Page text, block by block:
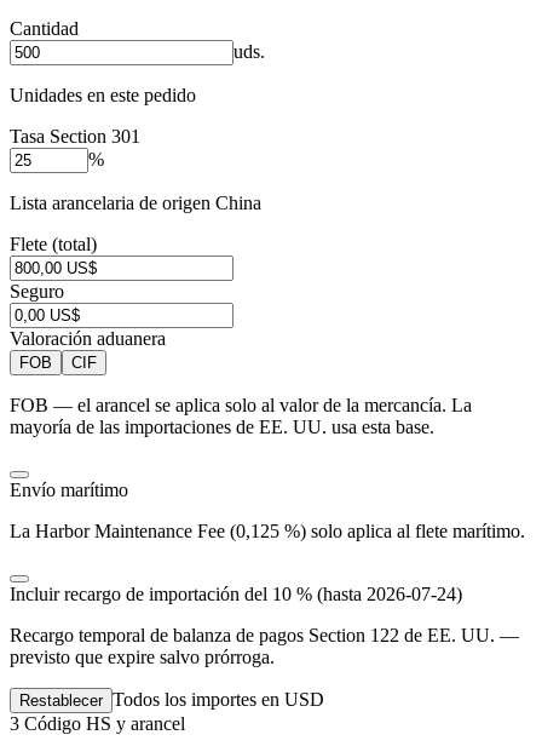
Cantidad
uds.
Unidades en este pedido
Tasa Section 301
%
Lista arancelaria de origen China
Flete (total)
Seguro
Valoración aduanera
FOB CIF
FOB — el arancel se aplica solo al valor de la mercancía. La
mayoría de las importaciones de EE. UU. usa esta base.
Envío marítimo
La Harbor Maintenance Fee (0,125 %) solo aplica al flete marítimo.
Incluir recargo de importación del 10 % (hasta 2026-07-24)
Recargo temporal de balanza de pagos Section 122 de EE. UU. —
previsto que expire salvo prórroga.
Restablecer Todos los importes en USD
3 Código HS y arancel